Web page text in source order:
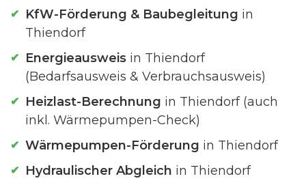
KfW-Förderung & Baubegleitung in
Thiendorf
Energieausweis in Thiendorf
(Bedarfsausweis & Verbrauchsausweis)
Heizlast-Berechnung in Thiendorf (auch
inkl. Wärmepumpen-Check)
Wärmepumpen-Förderung in Thiendorf
Hydraulischer Abgleich in Thiendorf